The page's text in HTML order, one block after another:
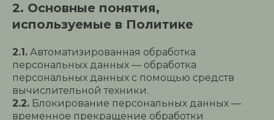
2. Основные понятия,
используемые в Политике
2.1. Автоматизированная обработка
персональных данных — обработка
персональных данных с помощью средств
вычислительной техники.
2.2. Блокирование персональных данных —
временное прекращение обработки